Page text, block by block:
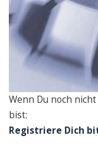
Wenn Du noch
bist:
Registriere Dich